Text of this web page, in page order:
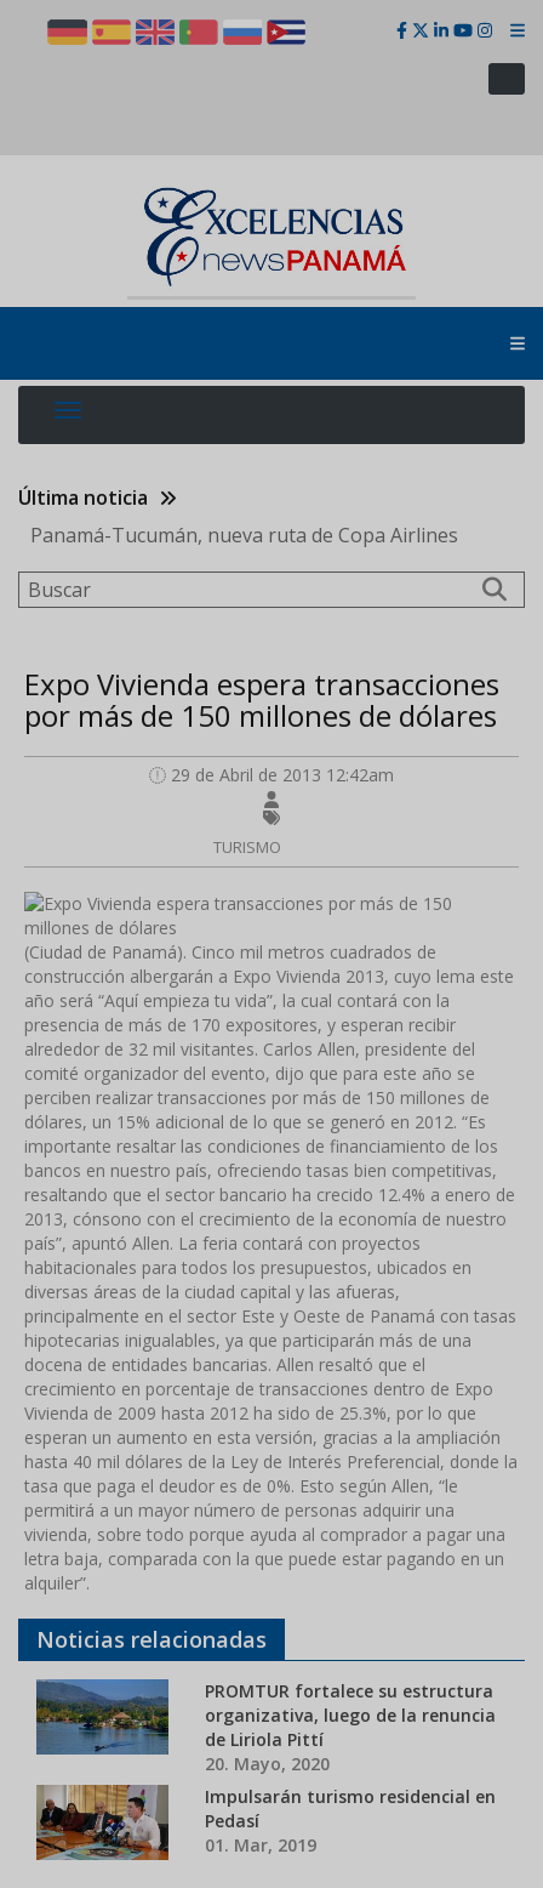
Última noticia
Panamá-Tucumán, nueva ruta de Copa Airlines
Buscar
Expo Vivienda espera transacciones
por más de 150 millones de dólares
29 de Abril de 2013 12:42am
TURISMO
(Ciudad de Panamá). Cinco mil metros cuadrados de
construcción albergarán a Expo Vivienda 2013, cuyo lema este
año será “Aquí empieza tu vida”, la cual contará con la
presencia de más de 170 expositores, y esperan recibir
alrededor de 32 mil visitantes. Carlos Allen, presidente del
comité organizador del evento, dijo que para este año se
perciben realizar transacciones por más de 150 millones de
dólares, un 15% adicional de lo que se generó en 2012. “Es
importante resaltar las condiciones de financiamiento de los
bancos en nuestro país, ofreciendo tasas bien competitivas,
resaltando que el sector bancario ha crecido 12.4% a enero de
2013, cónsono con el crecimiento de la economía de nuestro
país”, apuntó Allen. La feria contará con proyectos
habitacionales para todos los presupuestos, ubicados en
diversas áreas de la ciudad capital y las afueras,
principalmente en el sector Este y Oeste de Panamá con tasas
hipotecarias inigualables, ya que participarán más de una
docena de entidades bancarias. Allen resaltó que el
crecimiento en porcentaje de transacciones dentro de Expo
Vivienda de 2009 hasta 2012 ha sido de 25.3%, por lo que
esperan un aumento en esta versión, gracias a la ampliación
hasta 40 mil dólares de la Ley de Interés Preferencial, donde la
tasa que paga el deudor es de 0%. Esto según Allen, “le
permitirá a un mayor número de personas adquirir una
vivienda, sobre todo porque ayuda al comprador a pagar una
letra baja, comparada con la que puede estar pagando en un
alquiler”.
Noticias relacionadas
PROMTUR fortalece su estructura
organizativa, luego de la renuncia
de Liriola Pittí
20. Mayo, 2020
Impulsarán turismo residencial en
Pedasí
01. Mar, 2019